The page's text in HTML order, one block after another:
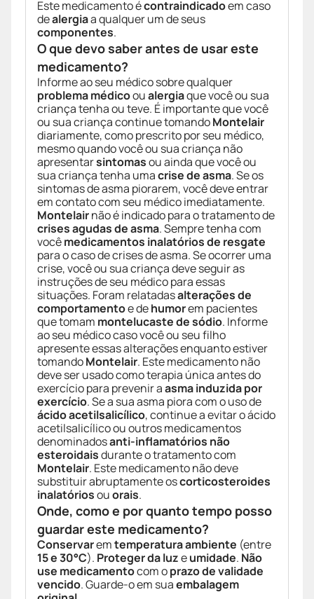
Este medicamento écontraindicadoem caso
dealergiaa qualquer um de seus
componentes.
O que devo saber antes de usar este
medicamento?
Informe ao seu médico sobre qualquer
problema médicooualergiaque você ou sua
criança tenha ou teve. É importante que você
ou sua criança continue tomandoMontelair
diariamente, como prescrito por seu médico,
mesmo quando você ou sua criança não
apresentarsintomasou ainda que você ou
sua criança tenha umacrise de asma. Se os
sintomas de asma piorarem, você deve entrar
em contato com seu médico imediatamente.
Montelairnão é indicado para o tratamento de
crises agudas de asma. Sempre tenha com
vocêmedicamentos inalatórios de resgate
para o caso de crises de asma. Se ocorrer uma
crise, você ou sua criança deve seguir as
instruções de seu médico para essas
situações. Foram relatadasalterações de
comportamentoe dehumorem pacientes
que tomam montelucaste de sódio. Informe
ao seu médico caso você ou seu filho
apresente essas alterações enquanto estiver
tomandoMontelair. Este medicamento não
deve ser usado como terapia única antes do
exercício para prevenir aasma induzida por
exercício. Se a sua asma piora com o uso de
ácido acetilsalicílico, continue a evitar o ácido
acetilsalicílico ou outros medicamentos
denominadosanti-inflamatórios não
esteroidaisdurante o tratamento com
Montelair. Este medicamento não deve
substituir abruptamente oscorticosteroides
inalatóriosouorais.
Onde, como e por quanto tempo posso
guardar este medicamento?
Conservaremtemperatura ambiente (entre
15 e 30°C). Proteger da luzeumidade. Não
use medicamentocom oprazo de validade
vencido. Guarde-o em suaembalagem